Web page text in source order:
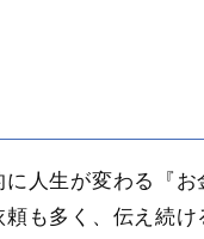
人生が変わる『
も多く、伝え続